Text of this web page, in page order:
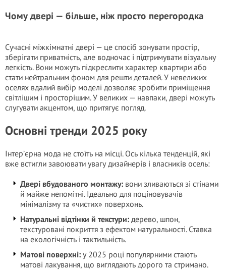
Чому двері — більше, ніж просто перегородка
Сучасні міжкімнатні двері — це спосіб зонувати простір,
зберігати приватність, але водночас і підтримувати візуальну
легкість. Вони можуть підкреслити характер квартири або
стати нейтральним фоном для решти деталей. У невеликих
оселях вдалий вибір моделі дозволяє зробити приміщення
світлішим і просторішим. У великих — навпаки, двері можуть
слугувати акцентом, що притягує погляд.
Основні тренди 2025 року
Інтер’єрна мода не стоїть на місці. Ось кілька тенденцій, які
вже встигли завоювати увагу дизайнерів і власників осель:
Двері вбудованого монтажу: вони зливаються зі стінами
й майже непомітні. Ідеально для поціновувачів
мінімалізму та «чистих» поверхонь.
Натуральні відтінки й текстури: дерево, шпон,
текстуровані покриття з ефектом натуральності. Ставка
на екологічність і тактильність.
Матові поверхні: у 2025 році популярними стають
матові лакування, що виглядають дорого та стримано.